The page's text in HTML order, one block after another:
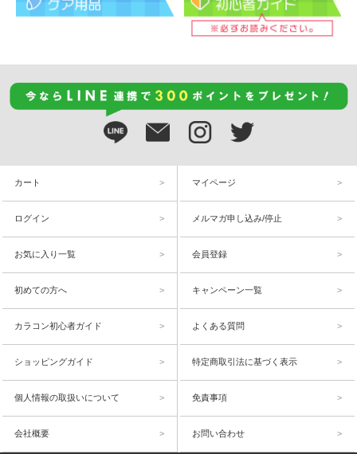
カート マイページ
ログイン メルマガ申し込み/停止
お気に入り一覧 会員登録
初めての方へ キャンペーン一覧
カラコン初心者ガイド よくある質問
ショッピングガイド 特定商取引法に基づく表示
個人情報の取扱いについて 免責事項
会社概要 お問い合わせ